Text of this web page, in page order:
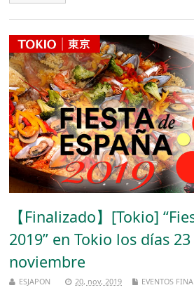
【Finalizado】[Tokio]
2019” en Tokio los días
noviembre
ESJAPON 20, nov, 2019 EVENTOS